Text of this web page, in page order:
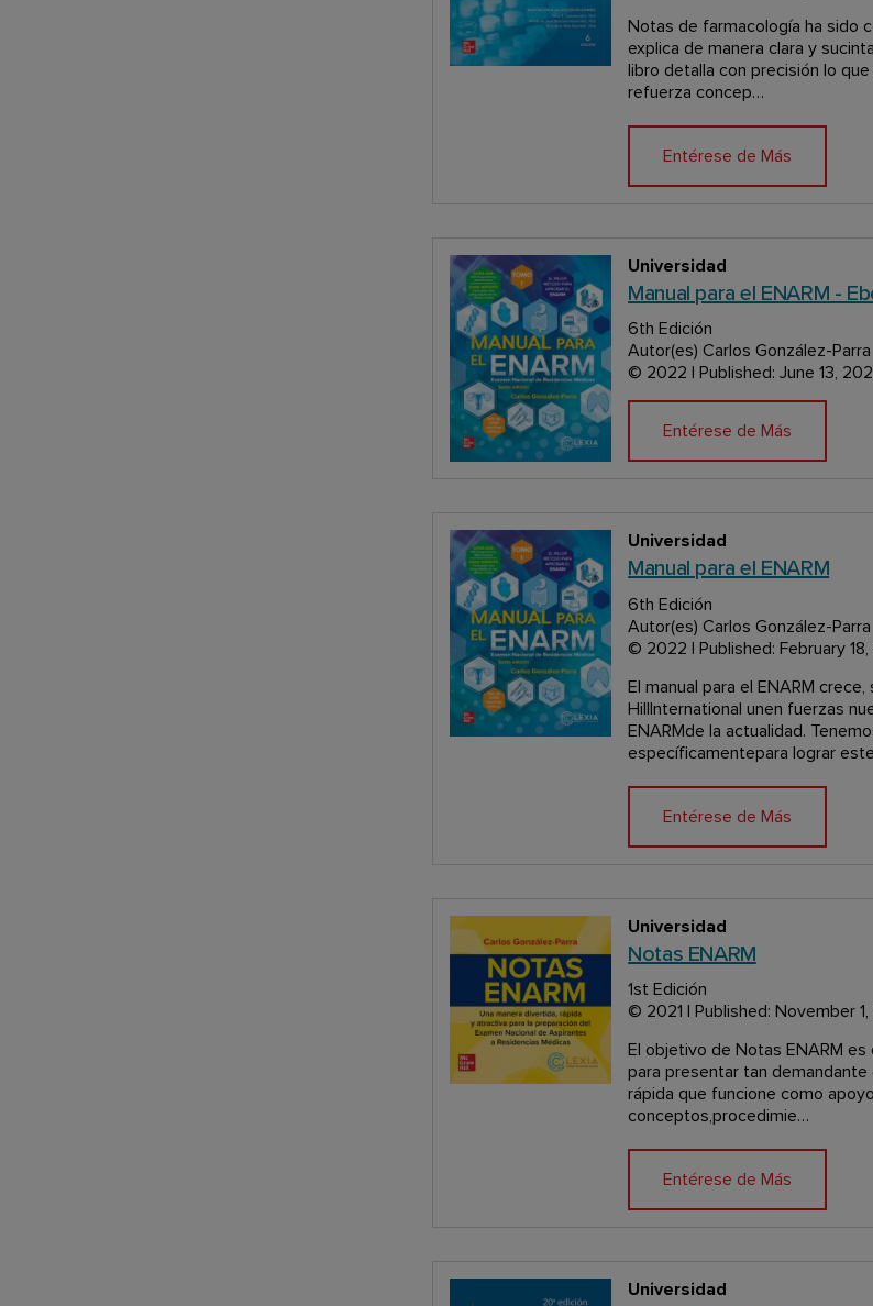
Notas de farmacología ha sido
explica de manera clara y
libro detalla con precisión lo
refuerza concep…
Entérese de Más
Universidad
Manual para el ENARM -
6th Edición
Autor(es) Carlos González-Parra
© 2022 | Published: June 13,
Entérese de Más
Universidad
Manual para el ENARM
6th Edición
Autor(es) Carlos González-Parra
© 2022 | Published: February
El manual para el ENARM
HillInternational unen fuerzas
ENARMde la actualidad.
específicamentepara lograr
Entérese de Más
Universidad
Notas ENARM
1st Edición
© 2021 | Published: November 1,
El objetivo de Notas ENARM
para presentar tan
rápida que funcione como
conceptos,procedimie…
Entérese de Más
Universidad